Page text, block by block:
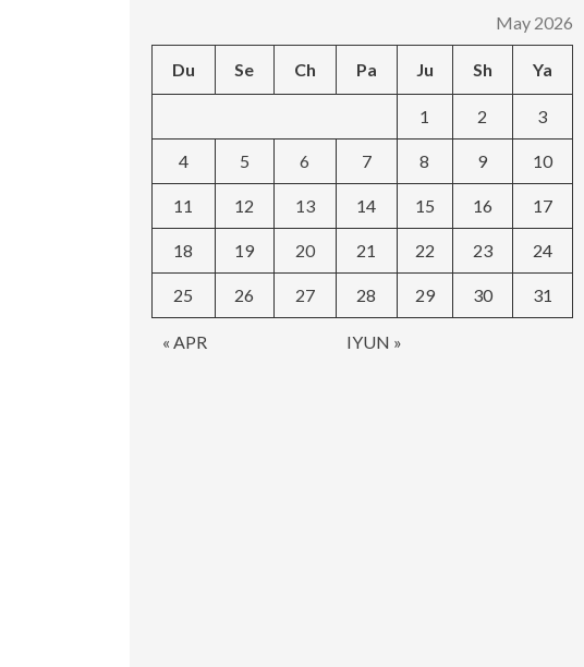
May 2026
Du Se Ch Pa Ju Sh Ya
« APR IYUN »
1 2 3
4 5 6 7 8 9 10
11 12 13 14 15 16 17
18 19 20 21 22 23 24
25 26 27 28 29 30 31